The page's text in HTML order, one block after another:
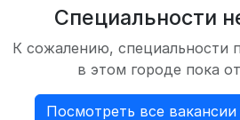
Специальности
К сожалению, специальности
в этом городе пока
Посмотреть все